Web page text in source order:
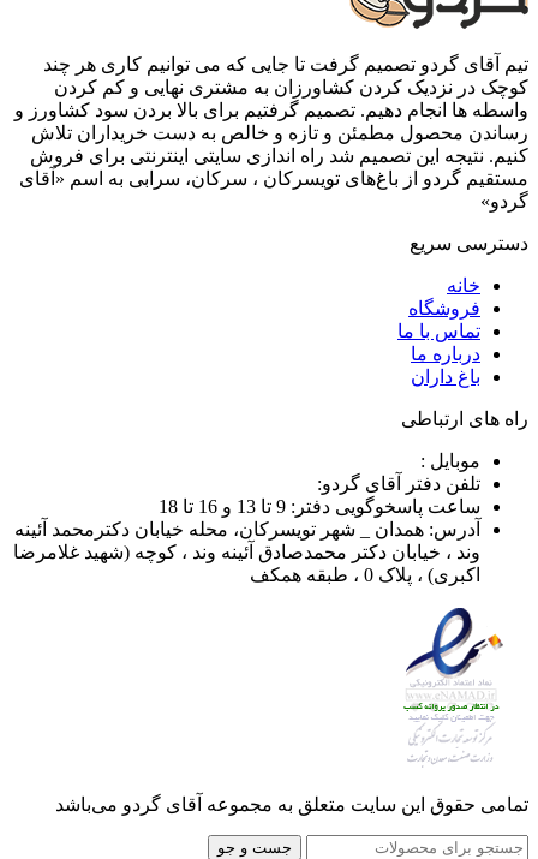
تیم آقای گردو تصمیم گرفت تا جایی که می توانیم کاری هر چند
کوچک در نزدیک کردن کشاورزان به مشتری نهایی و کم کردن
واسطه ها انجام دهیم. تصمیم گرفتیم برای بالا بردن سود کشاورز و
رساندن محصول مطمئن و تازه و خالص به دست خریداران تلاش
کنیم. نتیجه این تصمیم شد راه اندازی سایتی اینترنتی برای فروش
مستقیم گردو از باغ‌های تویسرکان ، سرکان، سرابی به اسم «آقای
گردو»
دسترسی سریع
خانه
فروشگاه
تماس با ما
درباره ما
باغ داران
راه های ارتباطی
موبایل :
تلفن دفتر آقای گردو:
ساعت پاسخوگویی دفتر: 9 تا 13 و 16 تا 18
آدرس: همدان _ شهر تویسرکان، محله خیابان دکترمحمد آئینه
وند ، خیابان دکتر محمدصادق آئینه وند ، کوچه (شهید غلامرضا
اکبری) ، پلاک 0 ، طبقه همکف
تمامی حقوق این سایت متعلق به مجموعه آقای گردو می‌باشد
جست و جو